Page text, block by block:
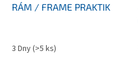
RÁM / FRAME PRAKTIK
3 Dny(>5 ks)